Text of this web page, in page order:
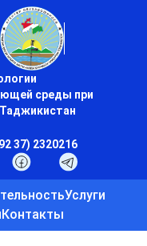
среды при
37) 2320216
Услуги
Контакты